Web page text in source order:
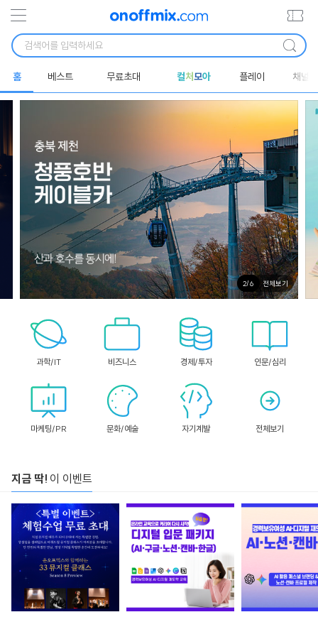
홈 베스트 무료초대 컬처모아 플레이 채널
2/6 전체보기
과학/IT 비즈니스 경제/투자 인문/심리
마케팅/PR 문화/예술 자기계발 전체보기
지금 딱!이 이벤트